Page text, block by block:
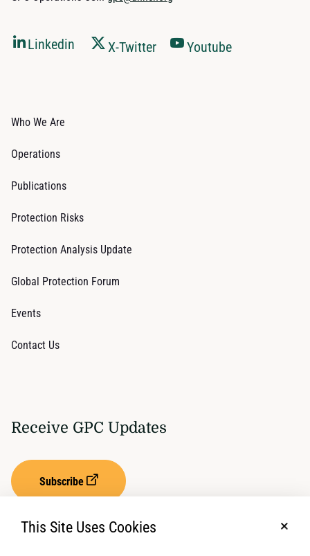
Linkedin X-Twitter Youtube
Who We Are
Operations
Publications
Protection Risks
Protection Analysis Update
Global Protection Forum
Events
Contact Us
Receive GPC Updates
Subscribe
This Site Uses Cookies